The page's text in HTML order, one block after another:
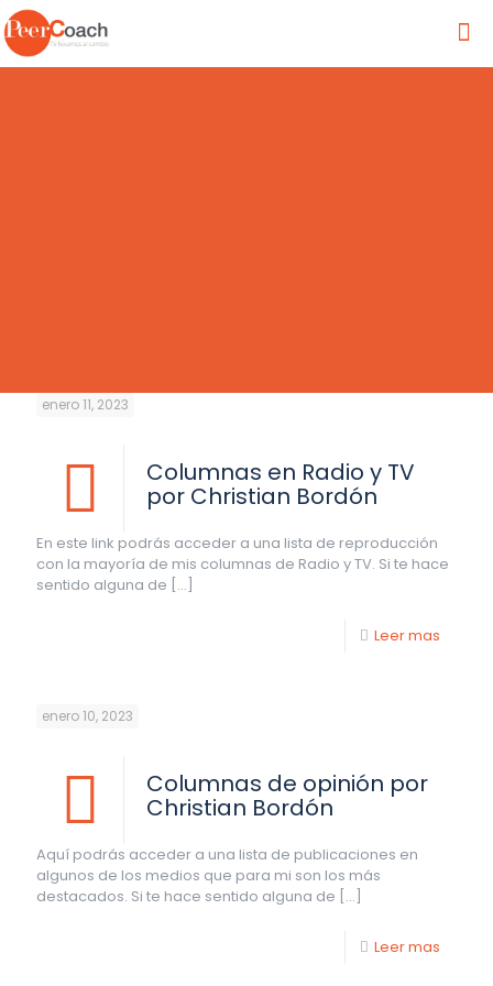
enero 11, 2023
Columnas en Radio y TV
por Christian Bordón
En este link podrás acceder a una lista de reproducción
con la mayoría de mis columnas de Radio y TV. Si te hace
sentido alguna de […]
Leer mas
enero 10, 2023
Columnas de opinión por
Christian Bordón
Aquí podrás acceder a una lista de publicaciones en
algunos de los medios que para mi son los más
destacados. Si te hace sentido alguna de […]
Leer mas